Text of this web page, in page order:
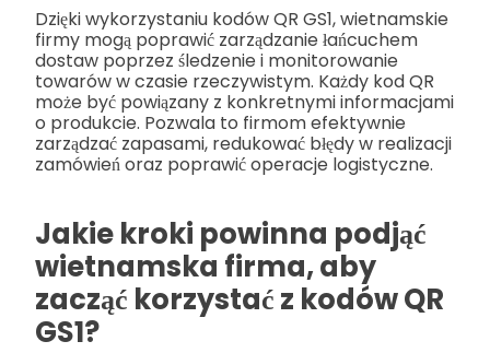
Dzięki wykorzystaniu kodów QR GS1, wietnamskie
firmy mogą poprawić zarządzanie łańcuchem
dostaw poprzez śledzenie i monitorowanie
towarów w czasie rzeczywistym. Każdy kod QR
może być powiązany z konkretnymi informacjami
o produkcie. Pozwala to firmom efektywnie
zarządzać zapasami, redukować błędy w realizacji
zamówień oraz poprawić operacje logistyczne.
Jakie kroki powinna podjąć
wietnamska firma, aby
zacząć korzystać z kodów QR
GS1?